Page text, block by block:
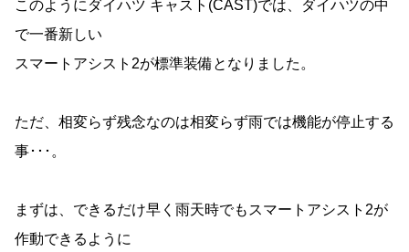
このようにダイハツ キャスト(CAST)では、ダイハツの中
で一番新しい
スマートアシスト2が標準装備となりました。
ただ、相変らず残念なのは相変らず雨では機能が停止する
事･･･。
まずは、できるだけ早く雨天時でもスマートアシスト2が
作動できるように